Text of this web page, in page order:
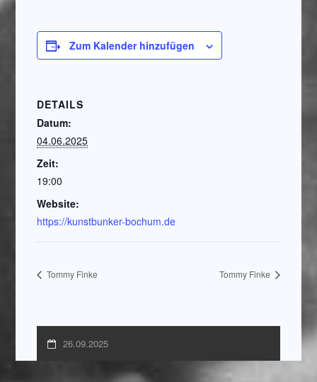
Zum Kalender hinzufügen
DETAILS
Datum:
04.06.2025
Zeit:
19:00
Website:
https://kunstbunker-bochum.de
Tommy Finke Tommy Finke
26.09.2025